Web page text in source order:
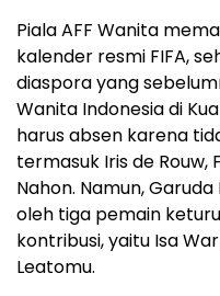
Piala AFF Wanita
kalender resmi FIFA,
diaspora yang
Wanita Indonesia di
harus absen karena
termasuk Iris de Rouw,
Nahon. Namun,
oleh tiga pemain
kontribusi, yaitu Isa
Leatomu.